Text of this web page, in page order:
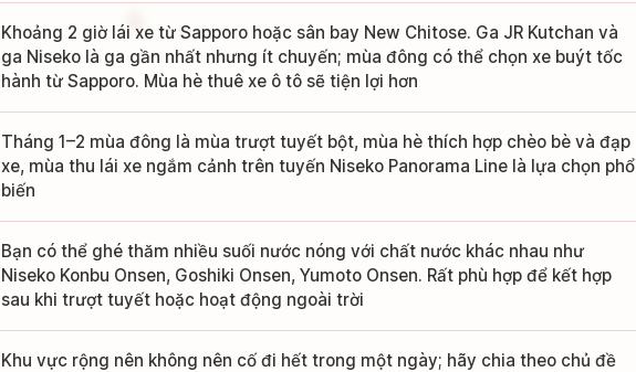
Khoảng 2 giờ lái xe từ Sapporo hoặc sân bay New Chitose. Ga JR Kutchan và
ga Niseko là ga gần nhất nhưng ít chuyến; mùa đông có thể chọn xe buýt tốc
hành từ Sapporo. Mùa hè thuê xe ô tô sẽ tiện lợi hơn
Tháng 1–2 mùa đông là mùa trượt tuyết bột, mùa hè thích hợp chèo bè và đạp
xe, mùa thu lái xe ngắm cảnh trên tuyến Niseko Panorama Line là lựa chọn phổ
biến
Bạn có thể ghé thăm nhiều suối nước nóng với chất nước khác nhau như
Niseko Konbu Onsen, Goshiki Onsen, Yumoto Onsen. Rất phù hợp để kết hợp
sau khi trượt tuyết hoặc hoạt động ngoài trời
Khu vực rộng nên không nên cố đi hết trong một ngày; hãy chia theo chủ đề